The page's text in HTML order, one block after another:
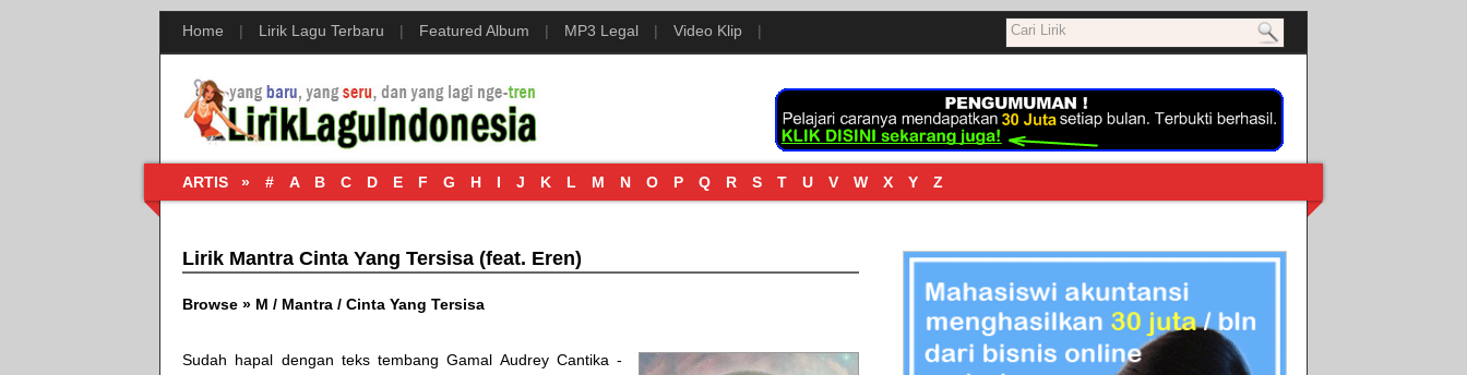
Home | Lirik Lagu Terbaru | Featured Album | MP3 Legal | Video Klip |
ARTIS » # A B C D E F G H I J K L M N O P Q R S T U V W X Y Z
Lirik Mantra Cinta Yang Tersisa (feat. Eren)
Browse » M / Mantra / Cinta Yang Tersisa
Sudah hapal dengan teks tembangGamal Audrey Cantika -